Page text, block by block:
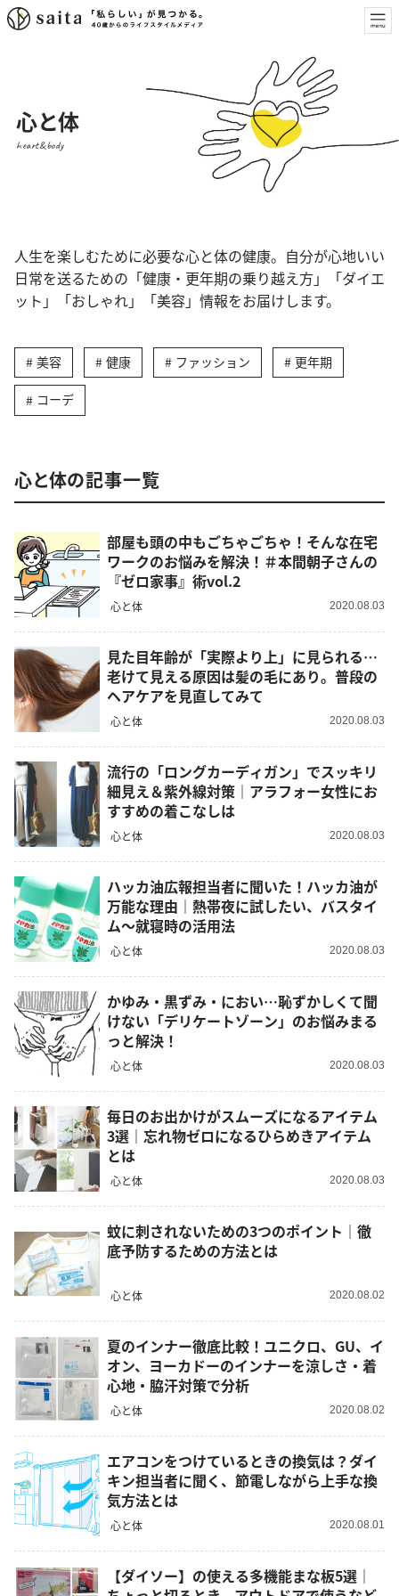
心と体
heart&body
人生を楽しむために必要な心と体の健康。自分が心地いい
日常を送るための「健康・更年期の乗り越え方」「ダイエ
ット」「おしゃれ」「美容」情報をお届けします。
美容 健康 ファッション 更年期
コーデ
心と体の記事一覧
部屋も頭の中もごちゃごちゃ！そんな在宅
ワークのお悩みを解決！＃本間朝子さんの
『ゼロ家事』術vol.2
心と体 2020.08.03
見た目年齢が「実際より上」に見られる…
老けて見える原因は髪の毛にあり。普段の
ヘアケアを見直してみて
心と体 2020.08.03
流行の「ロングカーディガン」でスッキリ
細見え＆紫外線対策｜アラフォー女性にお
すすめの着こなしは
心と体 2020.08.03
ハッカ油広報担当者に聞いた！ハッカ油が
万能な理由｜熱帯夜に試したい、バスタイ
ム～就寝時の活用法
心と体 2020.08.03
かゆみ・黒ずみ・におい…恥ずかしくて聞
けない「デリケートゾーン」のお悩みまる
っと解決！
心と体 2020.08.03
毎日のお出かけがスムーズになるアイテム
3選｜忘れ物ゼロになるひらめきアイテム
とは
心と体 2020.08.03
蚊に刺されないための3つのポイント｜徹
底予防するための方法とは
心と体 2020.08.02
夏のインナー徹底比較！ユニクロ、GU、イ
オン、ヨーカドーのインナーを涼しさ・着
心地・脇汗対策で分析
心と体 2020.08.02
エアコンをつけているときの換気は？ダイ
キン担当者に聞く、節電しながら上手な換
気方法とは
心と体 2020.08.01
【ダイソー】の使える多機能まな板5選｜